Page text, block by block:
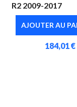
R2 2009-2017
AJOUTER AU
184,01 €